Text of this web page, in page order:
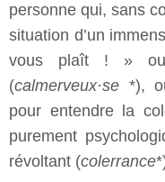
personne qui, sans
situation d’un
vous plaît ! » ou
(calmerveux·se *),
pour entendre la
purement
révoltant (colerrance